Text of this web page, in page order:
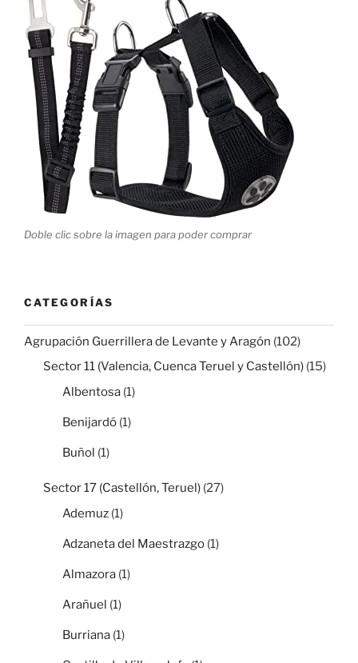
Doble clic sobre la imagen para poder comprar
CATEGORÍAS
Agrupación Guerrillera de Levante y Aragón (102)
Sector 11 (Valencia, Cuenca Teruel y Castellón) (15)
Albentosa (1)
Benijardó (1)
Buñol (1)
Sector 17 (Castellón, Teruel) (27)
Ademuz (1)
Adzaneta del Maestrazgo (1)
Almazora (1)
Arañuel (1)
Burriana (1)